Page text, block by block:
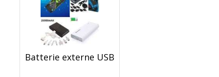
Batterie externe USB